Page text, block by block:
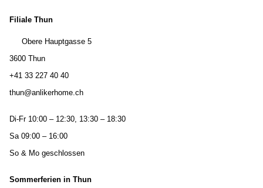
Filiale Thun
Obere Hauptgasse 5
3600 Thun
+41 33 227 40 40
thun@anlikerhome.ch
Di-Fr 10:00 – 12:30, 13:30 – 18:30
Sa 09:00 – 16:00
So & Mo geschlossen
Sommerferien in Thun